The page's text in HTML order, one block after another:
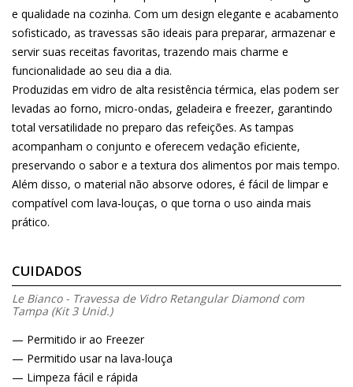
e qualidade na cozinha. Com um design elegante e acabamento
sofisticado, as travessas são ideais para preparar, armazenar e
servir suas receitas favoritas, trazendo mais charme e
funcionalidade ao seu dia a dia.
Produzidas em vidro de alta resistência térmica, elas podem ser
levadas ao forno, micro-ondas, geladeira e freezer, garantindo
total versatilidade no preparo das refeições. As tampas
acompanham o conjunto e oferecem vedação eficiente,
preservando o sabor e a textura dos alimentos por mais tempo.
Além disso, o material não absorve odores, é fácil de limpar e
compatível com lava-louças, o que torna o uso ainda mais
prático.
CUIDADOS
Le Bianco - Travessa de Vidro Retangular Diamond com
Tampa (Kit 3 Unid.)
— Permitido ir ao Freezer
— Permitido usar na lava-louça
— Limpeza fácil e rápida